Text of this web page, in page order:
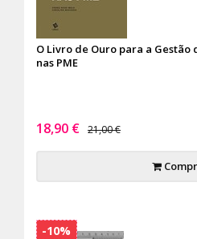
O Livro de Ouro para a Gestão
nas PME
18,90 € 21,00 €
-10%